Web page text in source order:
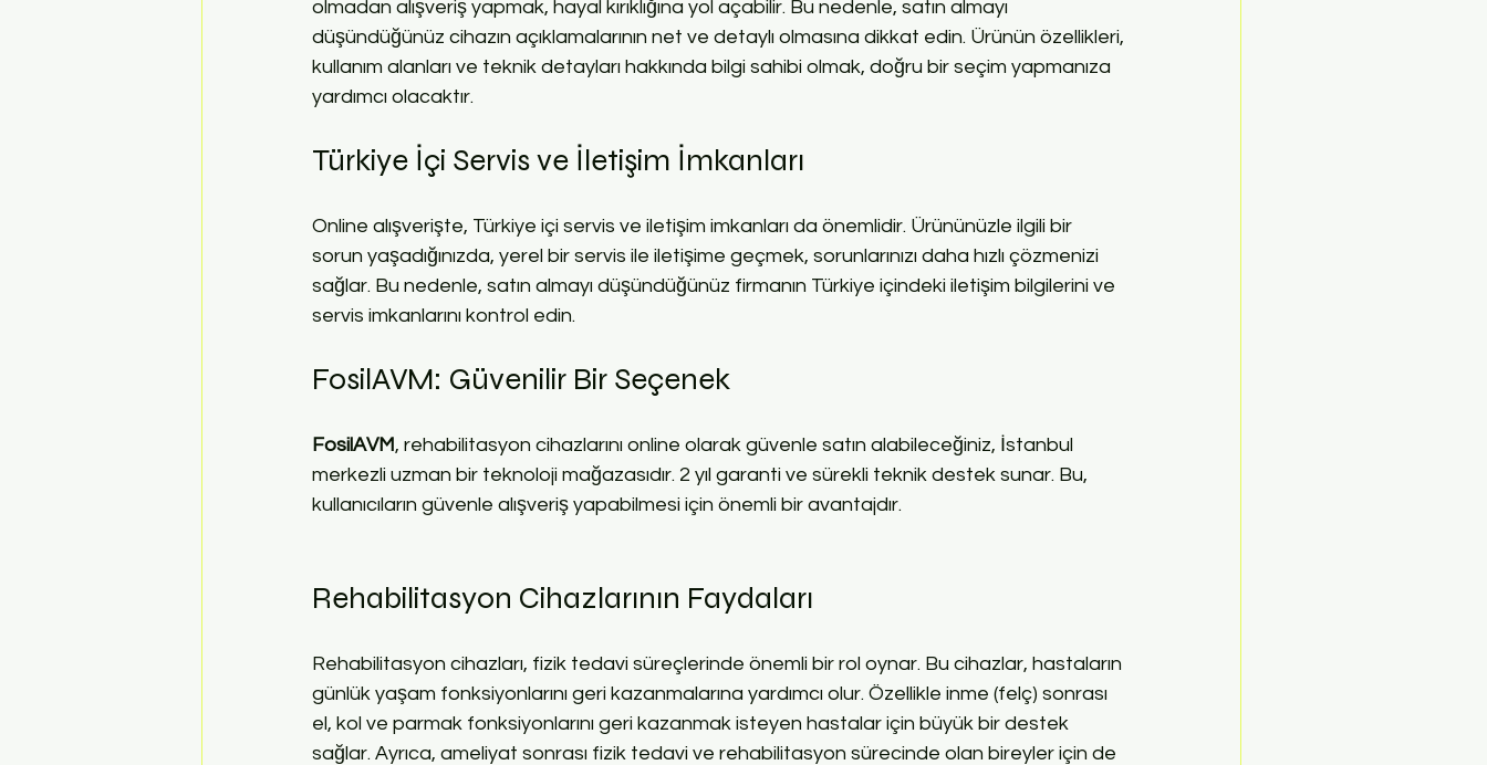
olmadan alışveriş yapmak, hayal kırıklığına yol açabilir. Bu nedenle, satın almayı
düşündüğünüz cihazın açıklamalarının net ve detaylı olmasına dikkat edin. Ürünün özellikleri,
kullanım alanları ve teknik detayları hakkında bilgi sahibi olmak, doğru bir seçim yapmanıza
yardımcı olacaktır.
Türkiye İçi Servis ve İletişim İmkanları
Online alışverişte, Türkiye içi servis ve iletişim imkanları da önemlidir. Ürününüzle ilgili bir
sorun yaşadığınızda, yerel bir servis ile iletişime geçmek, sorunlarınızı daha hızlı çözmenizi
sağlar. Bu nedenle, satın almayı düşündüğünüz firmanın Türkiye içindeki iletişim bilgilerini ve
servis imkanlarını kontrol edin.
FosilAVM: Güvenilir Bir Seçenek
FosilAVM, rehabilitasyon cihazlarını online olarak güvenle satın alabileceğiniz, İstanbul
merkezli uzman bir teknoloji mağazasıdır. 2 yıl garanti ve sürekli teknik destek sunar. Bu,
kullanıcıların güvenle alışveriş yapabilmesi için önemli bir avantajdır.
Rehabilitasyon Cihazlarının Faydaları
Rehabilitasyon cihazları, fizik tedavi süreçlerinde önemli bir rol oynar. Bu cihazlar, hastaların
günlük yaşam fonksiyonlarını geri kazanmalarına yardımcı olur. Özellikle inme (felç) sonrası
el, kol ve parmak fonksiyonlarını geri kazanmak isteyen hastalar için büyük bir destek
sağlar. Ayrıca, ameliyat sonrası fizik tedavi ve rehabilitasyon sürecinde olan bireyler için de